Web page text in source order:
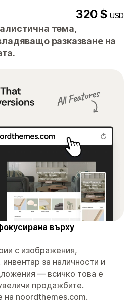
320 $USD
тема,
разказване на
върху
с изображения,
за наличности и
— всичко това е
продажбите.
на noordthemes.com.